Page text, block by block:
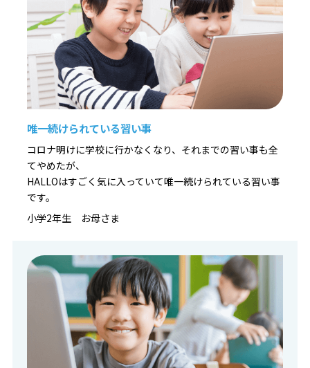
唯一続けられている習い事
コロナ明けに学校に行かなくなり、それまでの習い事も全
てやめたが、
HALLOはすごく気に入っていて唯一続けられている習い事
です。
小学2年生 お母さま